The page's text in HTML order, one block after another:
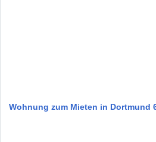
Wohnung zum Mieten in Dortmund